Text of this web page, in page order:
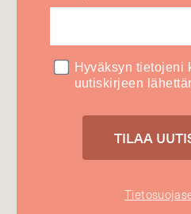
Hyväksyn tietojeni
uutiskirjeen